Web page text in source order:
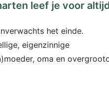
leef je voor
het einde.
eigenzinnige
oma en